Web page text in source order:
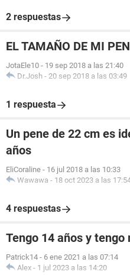
2 respuestas
EL TAMAÑO DE MI
JotaEle10 - 19 sep 2018 a las 21:40
Dr.Josh - 20 sep 2018 a las 03:49
1 respuesta
Un pene de 22 cm es
años
EliCoraline - 16 jul 2018 a las 10:33
Wawawa - 18 oct 2023 a las
4 respuestas
Tengo 14 años y tengo
Patrick14 - 6 ene 2021 a las 07:14
Alex - 1 jul 2023 a las 14:20